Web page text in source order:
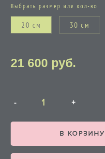
Выбрать размер или кол-во
20 см 30 см
21 600 руб.
В КОРЗИНУ